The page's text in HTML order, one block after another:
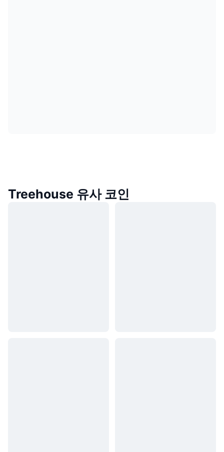
Treehouse 유사 코인